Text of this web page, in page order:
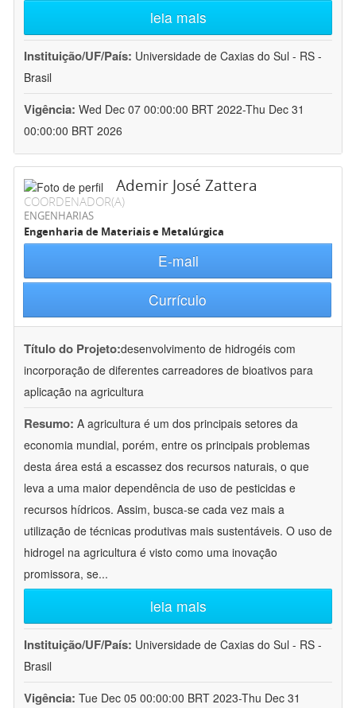
leia mais
Instituição/UF/País: Universidade de Caxias do Sul - RS -
Brasil
Vigência: Wed Dec 07 00:00:00 BRT 2022-Thu Dec 31
00:00:00 BRT 2026
Ademir José Zattera
COORDENADOR(A)
ENGENHARIAS
Engenharia de Materiais e Metalúrgica
E-mail
Currículo
Título do Projeto:desenvolvimento de hidrogéis com
incorporação de diferentes carreadores de bioativos para
aplicação na agricultura
Resumo: A agricultura é um dos principais setores da
economia mundial, porém, entre os principais problemas
desta área está a escassez dos recursos naturais, o que
leva a uma maior dependência de uso de pesticidas e
recursos hídricos. Assim, busca-se cada vez mais a
utilização de técnicas produtivas mais sustentáveis. O uso de
hidrogel na agricultura é visto como uma inovação
promissora, se...
leia mais
Instituição/UF/País: Universidade de Caxias do Sul - RS -
Brasil
Vigência: Tue Dec 05 00:00:00 BRT 2023-Thu Dec 31